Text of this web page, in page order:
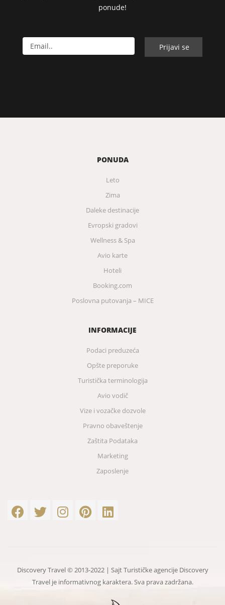
ponude!
PONUDA
Leto
Zima
Daleke destinacije
Evropski gradovi
Wellness & Spa
Avio karte
Hoteli
Booking.com
Poslovna putovanja – MICE
INFORMACIJE
Podaci preduzeća
Opšte preporuke
Turistička terminologija
Avio vodič
Vize i vozačke dozvole
Pravno obaveštenje
Zaštita Podataka
Marketing
Zaposlenje
Discovery Travel © 2013-2022 | Sajt Turističke agencije Discovery
Travel je informativnog karaktera. Sva prava zadržana.